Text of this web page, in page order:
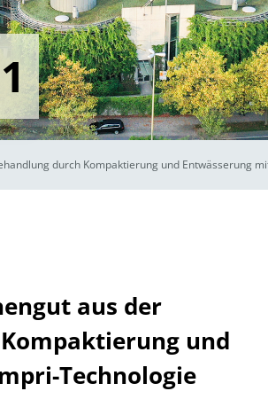
durch Kompaktierung und Entwässerung
aus der
und
Technologie